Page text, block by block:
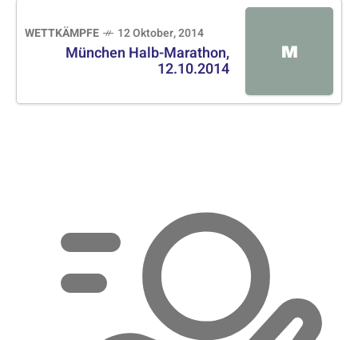
M
WETTKÄMPFE 12 Oktober, 2014
München Halb-Marathon,
12.10.2014